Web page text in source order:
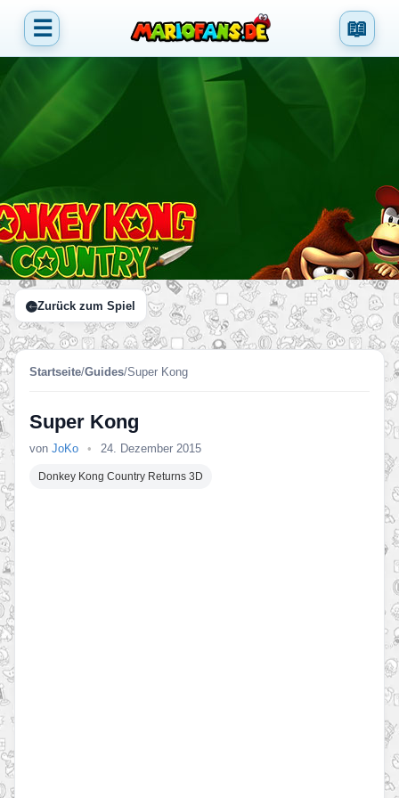
☰ 📖
Zurück zum Spiel
Startseite/Guides/Super Kong
Super Kong
von JoKo • 24. Dezember 2015
Donkey Kong Country Returns 3D